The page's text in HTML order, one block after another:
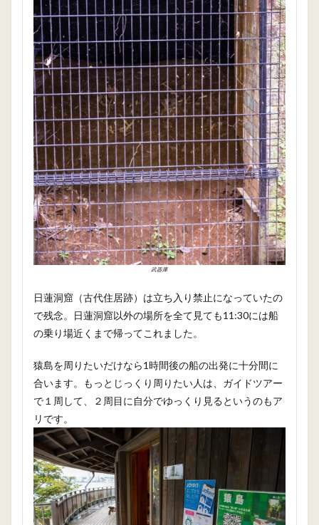
武器庫
日蓮洞窟（古代住居跡）は立ち入り禁止になっていたの
で残念。日蓮洞窟以外の場所を全て見ても11:30には船
の乗り場近くまで帰ってこれました。
猿島を周りたいだけなら1時間後の船の出発に十分間に
合います。もっとじっくり周りたい人は、ガイドツアー
で１周して、２周目に自分でゆっくり見るというのもア
リです。